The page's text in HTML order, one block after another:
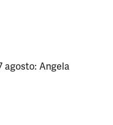
agosto: Angela